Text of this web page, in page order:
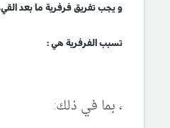
و يجب تفريق فرفرية ما بعد
تسبب الفرفرية هي :
، بما في ذلك: